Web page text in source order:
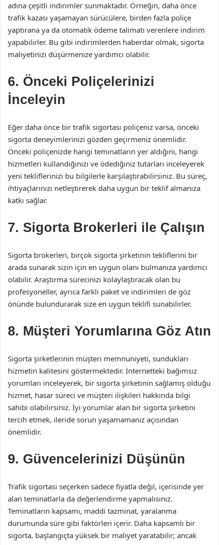
adına çeşitli indirimler sunmaktadır. Örneğin, daha önce
trafik kazası yaşamayan sürücülere, birden fazla poliçe
yaptırana ya da otomatik ödeme talimatı verenlere indirim
yapabilirler. Bu gibi indirimlerden haberdar olmak, sigorta
maliyetinizi düşürmenize yardımcı olabilir.
6. Önceki Poliçelerinizi
İnceleyin
Eğer daha önce bir trafik sigortası poliçeniz varsa, önceki
sigorta deneyimlerinizi gözden geçirmeniz önemlidir.
Önceki poliçenizde hangi teminatların yer aldığını, hangi
hizmetleri kullandığınızı ve ödediğiniz tutarları inceleyerek
yeni tekliflerinizi bu bilgilerle karşılaştırabilirsiniz. Bu süreç,
ihtiyaçlarınızı netleştirerek daha uygun bir teklif almanıza
katkı sağlar.
7. Sigorta Brokerleri ile Çalışın
Sigorta brokerleri, birçok sigorta şirketinin tekliflerini bir
arada sunarak sizin için en uygun olanı bulmanıza yardımcı
olabilir. Araştırma sürecinizi kolaylaştıracak olan bu
profesyoneller, ayrıca farklı paket ve indirimleri de göz
önünde bulundurarak size en uygun teklifi sunabilirler.
8. Müşteri Yorumlarına Göz Atın
Sigorta şirketlerinin müşteri memnuniyeti, sundukları
hizmetin kalitesini göstermektedir. İnternetteki bağımsız
yorumları inceleyerek, bir sigorta şirketinin sağlamış olduğu
hizmet, hasar süreci ve müşteri ilişkileri hakkında bilgi
sahibi olabilirsiniz. İyi yorumlar alan bir sigorta şirketini
tercih etmek, ileride sorun yaşamamanız açısından
önemlidir.
9. Güvencelerinizi Düşünün
Trafik sigortası seçerken sadece fiyatla değil, içerisinde yer
alan teminatlarla da değerlendirme yapmalısınız.
Teminatların kapsamı, maddi tazminat, yaralanma
durumunda süre gibi faktörleri içerir. Daha kapsamlı bir
sigorta, başlangıçta yüksek bir maliyet yaratabilir; ancak